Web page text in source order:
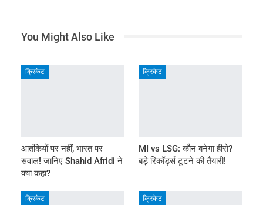
You Might Also Like
क्रिकेट
आतंकियों पर नहीं, भारत पर
सवाल! जानिए Shahid Afridi ने
क्या कहा?
क्रिकेट
MI vs LSG: कौन बनेगा हीरो?
बड़े रिकॉर्ड्स टूटने की तैयारी!
क्रिकेट क्रिकेट